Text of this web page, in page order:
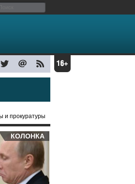
и прокуратуры
КОЛОНКА